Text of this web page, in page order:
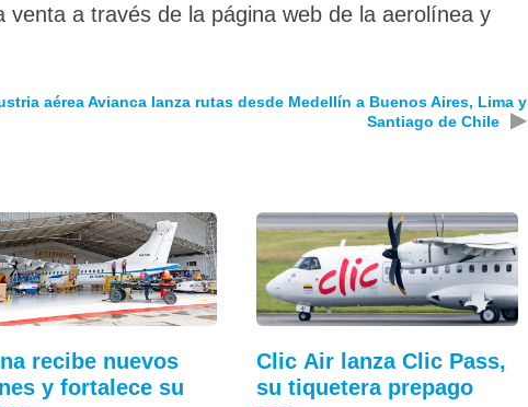
a través de la página web de la aerolínea y
aéreaAvianca lanza rutas desde Medellín a Buenos Aires, Lima y
Santiago de Chile
▶
recibe nuevos
y fortalece su
Clic Air lanza Clic Pass,
su tiquetera prepago